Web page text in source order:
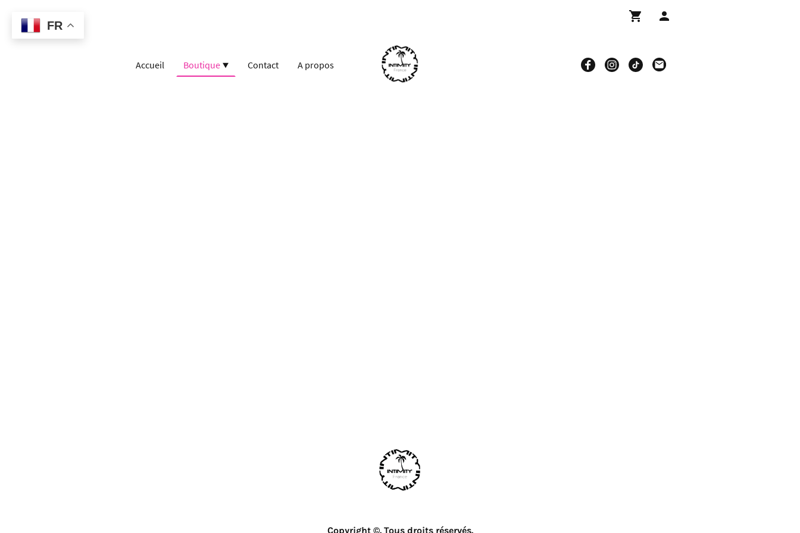
Accueil Boutique Contact A propos
Copyright ©. Tous droits réservés.
FR